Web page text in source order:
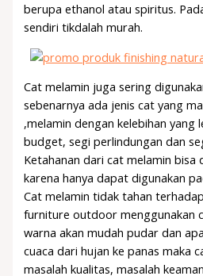
berupa ethanol atau spiritus.
sendiri tikdalah murah.
Cat melamin juga sering
sebenarnya ada jenis cat yang
,melamin dengan kelebihan yang
budget, segi perlindungan dan
Ketahanan dari cat melamin bisa
karena hanya dapat digunakan
Cat melamin tidak tahan
furniture outdoor menggunakan
warna akan mudah pudar dan
cuaca dari hujan ke panas maka
masalah kualitas, masalah